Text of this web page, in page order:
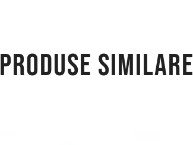
Produse similare